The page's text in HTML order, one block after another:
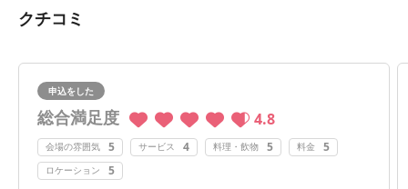
クチコミ
申込をした
総合満足度 4.8
会場の雰囲気 5 サービス 4 料理・飲物 5 料金 5
ロケーション 5